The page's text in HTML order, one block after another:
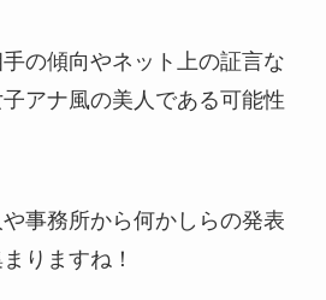
の傾向やネット上の証言な
アナ風の美人である可能性
事務所から何かしらの発表
りますね！